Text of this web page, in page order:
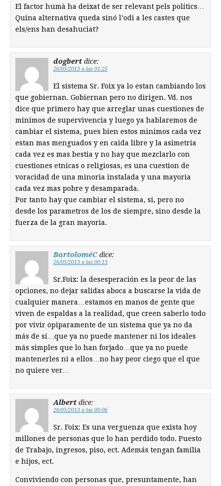
El factor humà ha deixat de ser relevant pels polítics…
Quina alternativa queda sinó l’odi a les castes que
els/ens han desahuciat?
dogbert dice:
26/05/2013 a las 01:25
El sistema Sr. Foix ya lo estan cambiando los
que gobiernan. Gobiernan pero no dirigen. Vd. nos
dice que primero hay que arreglar unas cuestiones de
minimos de supervivencia y luego ya hablaremos de
cambiar el sistema, pues bien estos minimos cada vez
estan mas menguados y en caida libre y la asimetria
cada vez es mas bestia y no hay que mezclarlo con
cuestiones etnicas o religiosas, es una cuestion de
voracidad de una minoria instalada y una mayoria
cada vez mas pobre y desamparada.
Por tanto hay que cambiar el sistema, si, pero no
desde los parametros de los de siempre, sino desde la
fuerza de la gran mayoria.
BartoloméC dice:
26/05/2013 a las 00:13
Sr.Foix: la desesperación es la peor de las
opciones, no dejar salidas aboca a buscarse la vida de
cualquier manera…estamos en manos de gente que
viven de espaldas a la realidad, que creen saberlo todo
por vivir opiparamente de un sistema que ya no da
más de sí…que ya no puede mantener ni los ideales
más simples que lo han forjado…que ya no puede
mantenerles ni a ellos…no hay peor ciego que el que
no quiere ver…
Albert dice:
26/05/2013 a las 00:06
Sr. Foix: Es una verguenza que exista hoy
millones de personas que lo han perdido todo. Puesto
de Trabajo, ingresos, piso, ect. Además tengan família
e hijos, ect.
Conviviendo con personas que, presuntamente, han